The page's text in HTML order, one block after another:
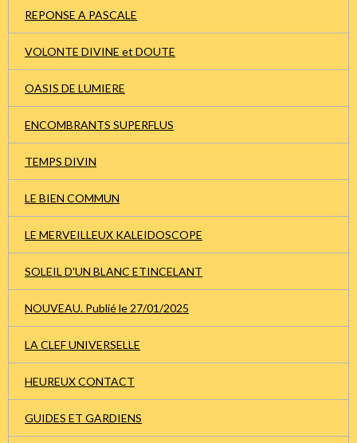
REPONSE A PASCALE
VOLONTE DIVINE et DOUTE
OASIS DE LUMIERE
ENCOMBRANTS SUPERFLUS
TEMPS DIVIN
LE BIEN COMMUN
LE MERVEILLEUX KALEIDOSCOPE
SOLEIL D'UN BLANC ETINCELANT
NOUVEAU. Publié le 27/01/2025
LA CLEF UNIVERSELLE
HEUREUX CONTACT
GUIDES ET GARDIENS